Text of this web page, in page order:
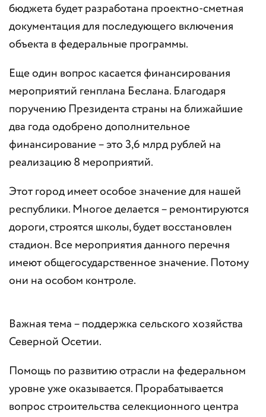
бюджета будет разработана проектно-сметная
документация для последующего включения
объекта в федеральные программы.
Еще один вопрос касается финансирования
мероприятий генплана Беслана. Благодаря
поручению Президента страны на ближайшие
два года одобрено дополнительное
финансирование – это 3,6 млрд рублей на
реализацию 8 мероприятий.
Этот город имеет особое значение для нашей
республики. Многое делается – ремонтируются
дороги, строятся школы, будет восстановлен
стадион. Все мероприятия данного перечня
имеют общегосударственное значение. Потому
они на особом контроле.
Важная тема – поддержка сельского хозяйства
Северной Осетии.
Помощь по развитию отрасли на федеральном
уровне уже оказывается. Прорабатывается
вопрос строительства селекционного центра